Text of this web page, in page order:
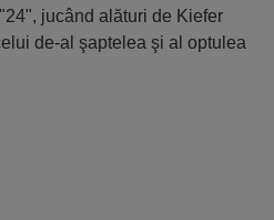
jucând alături de Kiefer
de-al şaptelea şi al optulea